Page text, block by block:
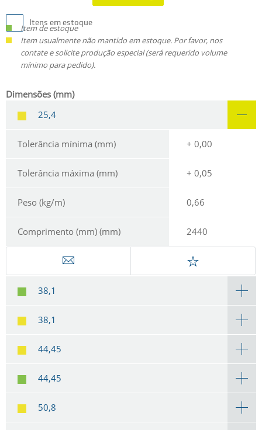
Itens em estoque
Item de estoque
Item usualmente não mantido em estoque. Por favor, nos
contate e solicite produção especial (será requerido volume
mínimo para pedido).
Dimensões (mm)
25,4
Tolerância mínima (mm) + 0,00
Tolerância máxima (mm) + 0,05
Peso (kg/m) 0,66
Comprimento (mm) (mm) 2440
38,1
38,1
44,45
44,45
50,8